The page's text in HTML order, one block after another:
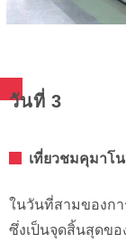
วันที่ 3
เที่ยวชมคุมาโ
ในวันที่สามของก
ซึ่งเป็นจุดสิ้นสุดขอ